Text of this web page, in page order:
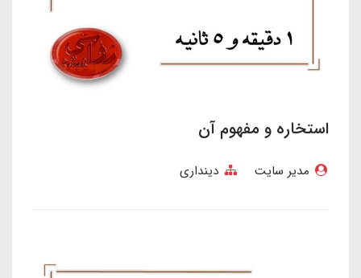
استخاره و مفهوم آن
مدیر سایت دینداری